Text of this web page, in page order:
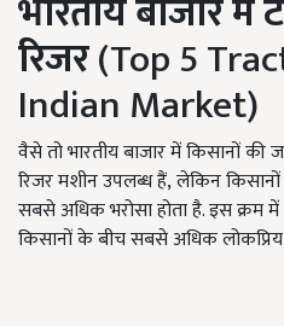
भारतीय बाजार में
रिजर(Top 5
Indian Market)
वैसे तो भारतीय बाजार में किसानों की
रिजर मशीन उपलब्ध हैं, लेकिन
सबसे अधिक भरोसा होता है. इस क्रम
किसानों के बीच सबसे अधिक